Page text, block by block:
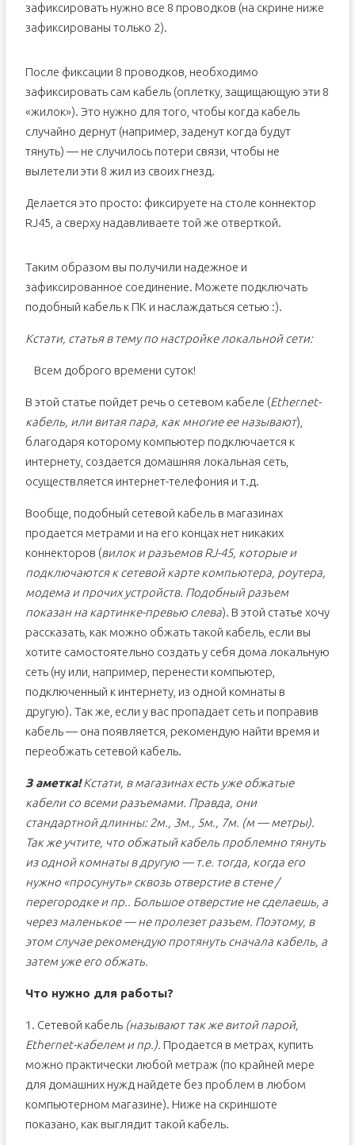
зафиксировать нужно все 8 проводков (на скрине ниже
зафиксированы только 2).
После фиксации 8 проводков, необходимо
зафиксировать сам кабель (оплетку, защищающую эти 8
«жилок»). Это нужно для того, чтобы когда кабель
случайно дернут (например, заденут когда будут
тянуть) — не случилось потери связи, чтобы не
вылетели эти 8 жил из своих гнезд.
Делается это просто: фиксируете на столе коннектор
RJ45, а сверху надавливаете той же отверткой.
Таким образом вы получили надежное и
зафиксированное соединение. Можете подключать
подобный кабель к ПК и наслаждаться сетью :).
Кстати, статья в тему по настройке локальной сети:
Всем доброго времени суток!
В этой статье пойдет речь о сетевом кабеле (Ethernet-
кабель, или витая пара, как многие ее называют),
благодаря которому компьютер подключается к
интернету, создается домашняя локальная сеть,
осуществляется интернет-телефония и т.д.
Вообще, подобный сетевой кабель в магазинах
продается метрами и на его концах нет никаких
коннекторов (вилок и разъемов RJ-45, которые и
подключаются к сетевой карте компьютера, роутера,
модема и прочих устройств. Подобный разъем
показан на картинке-превью слева). В этой статье хочу
рассказать, как можно обжать такой кабель, если вы
хотите самостоятельно создать у себя дома локальную
сеть (ну или, например, перенести компьютер,
подключенный к интернету, из одной комнаты в
другую). Так же, если у вас пропадает сеть и поправив
кабель — она появляется, рекомендую найти время и
переобжать сетевой кабель.
З аметка!Кстати, в магазинах есть уже обжатые
кабели со всеми разъемами. Правда, они
стандартной длинны: 2м., 3м., 5м., 7м. (м — метры).
Так же учтите, что обжатый кабель проблемно тянуть
из одной комнаты в другую — т.е. тогда, когда его
нужно «просунуть» сквозь отверстие в стене /
перегородке и пр.. Большое отверстие не сделаешь, а
через маленькое — не пролезет разъем. Поэтому, в
этом случае рекомендую протянуть сначала кабель, а
затем уже его обжать.
Что нужно для работы?
1. Сетевой кабель (называют так же витой парой,
Ethernet-кабелем и пр.). Продается в метрах, купить
можно практически любой метраж (по крайней мере
для домашних нужд найдете без проблем в любом
компьютерном магазине). Ниже на скриншоте
показано, как выглядит такой кабель.